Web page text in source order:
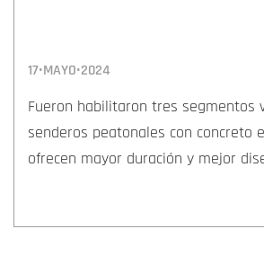
17•MAYO•2024
Fueron habilitaron tres segmentos
senderos peatonales con concreto
ofrecen mayor duración y mejor